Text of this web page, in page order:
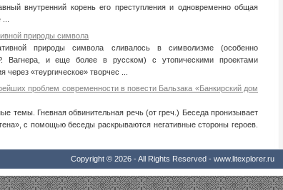
внутренний корень его преступления и одновременно общая
природы символа
природы символа сливалось в символизме (особенно
Вагнера, и еще более в русском) с утопическими проектами
«теургическое» творчес ...
проблем современности в повести Бальзака «Банкирский дом
темы. Гневная обвинительная речь (от греч.) Беседа пронизывает
с помощью беседы раскрываются негативные стороны героев.
Copyright © 2026 - All Rights Reserved - www.litexplorer.ru